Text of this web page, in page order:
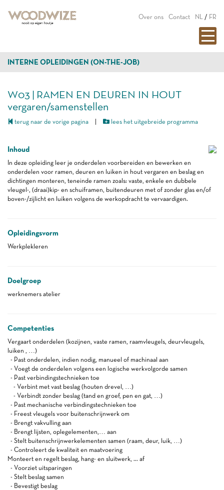
Over ons Contact NL / FR
INTERNE OPLEIDINGEN (ON-THE-JOB)
W03 | RAMEN EN DEUREN IN HOUT
vergaren/samenstellen
terug naar de vorige pagina lees het uitgebreide programma
Inhoud
In deze opleiding leer je onderdelen voorbereiden en bewerken en
onderdelen voor ramen, deuren en luiken in hout vergaren en beslag en
dichtingen monteren, teneinde ramen zoals: vaste, enkele en dubbele
vleugel-, (draai)kip- en schuiframen, buitendeuren met of zonder glas en/of
boven-/zijlicht en luiken volgens de werkopdracht te vervaardigen.
Opleidingsvorm
Werkplekleren
Doelgroep
werknemers atelier
Competenties
Vergaart onderdelen (kozijnen, vaste ramen, raamvleugels, deurvleugels,
luiken , …)
- Past onderdelen, indien nodig, manueel of machinaal aan
- Voegt de onderdelen volgens een logische werkvolgorde samen
- Past verbindingstechnieken toe
- Verbint met vast beslag (houten drevel, …)
- Verbindt zonder beslag (tand en groef, pen en gat, …)
- Past mechanische verbindingstechnieken toe
- Freest vleugels voor buitenschrijnwerk om
- Brengt vakvulling aan
- Brengt lijsten, oplegelementen,… aan
- Stelt buitenschrijnwerkelementen samen (raam, deur, luik, …)
- Controleert de kwaliteit en maatvoering
Monteert en regelt beslag, hang- en sluitwerk, ... af
- Voorziet uitsparingen
- Stelt beslag samen
- Bevestigt beslag